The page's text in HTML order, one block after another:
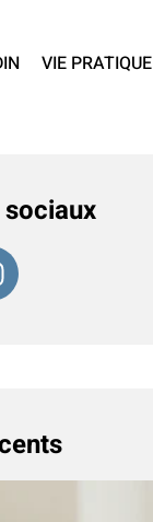
VIE PRATIQUE
sociaux